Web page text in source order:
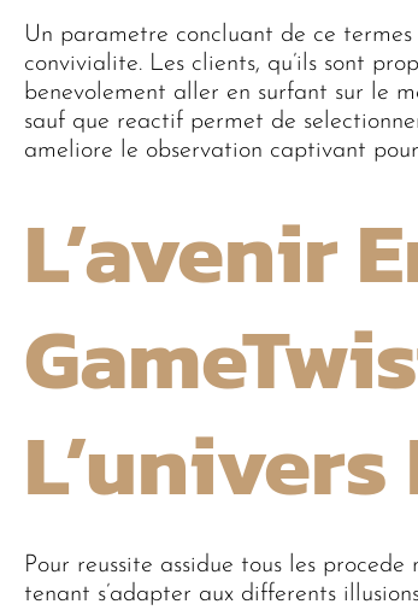
Un parametre concluant de ce
convivialite. Les clients, qu’ils sont
benevolement aller en surfant sur le
sauf que reactif permet de
ameliore le observation captivant
L’avenir
Pour reussite assidue tous les
tenant s’adapter aux differents